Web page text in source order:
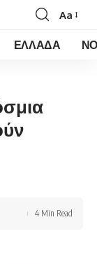
Font
Resizer
Aa
ΕΛΛΑΔΑ
4 Min Read